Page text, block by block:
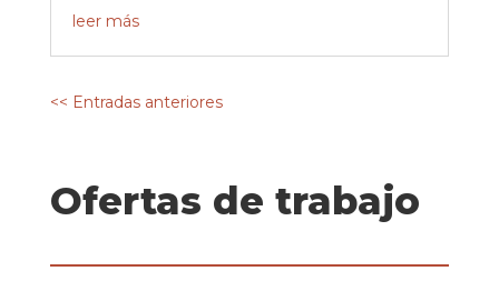
leer más
<< Entradas anteriores
Ofertas de trabajo